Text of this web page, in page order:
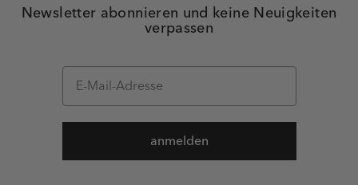
Newsletter abonnieren und keine Neuigkeiten
verpassen
anmelden